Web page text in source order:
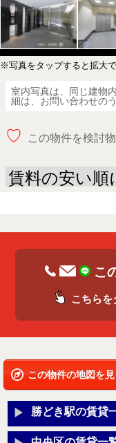
※写真をタップすると拡大で
室内写真は、同じ建物
細は、お問い合わせの
♡ この物件を検討
こ
こちらを
この物件の地図を見
勝どき駅の賃貸